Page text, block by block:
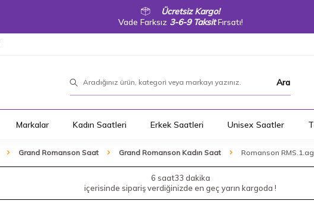
Ücretsiz Kargo!
Vade Farksız 3-6-9 TaksitFırsatı!
Ara
Markalar Kadın Saatleri Erkek Saatleri Unisex Saatler
Grand Romanson Saat Grand Romanson Kadın Saat Romanson
6 saat33 dakika
içerisinde sipariş verdiğinizde en geç yarın kargoda !